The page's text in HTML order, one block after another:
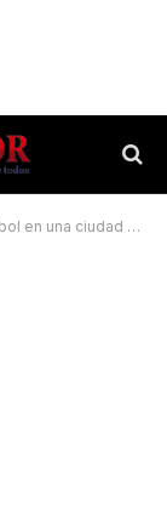
ciudad del Interior